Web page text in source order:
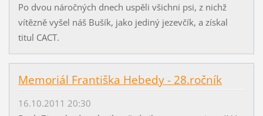
Po dvou náročných dnech uspěli všichni psi, z nichž
vítězně vyšel náš Bušík, jako jediný jezevčík, a získal
titul CACT.
Memoriál Františka Hebedy - 28.ročník
16.10.2011 20:30